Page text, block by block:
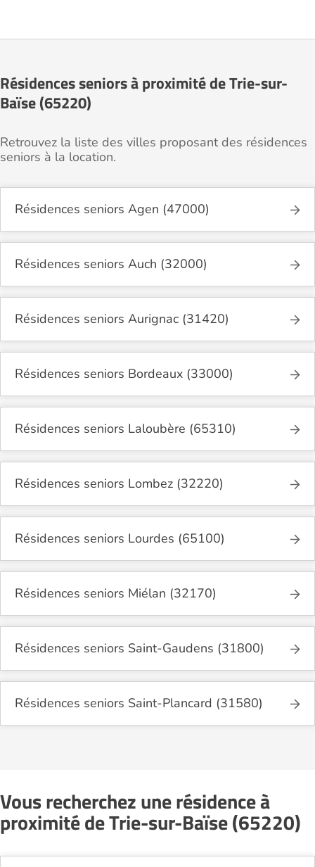
Résidences seniors à proximité de Trie-sur-
Baïse (65220)
Retrouvez la liste des villes proposant des résidences
seniors à la location.
Résidences seniors Agen (47000)
Résidences seniors Auch (32000)
Résidences seniors Aurignac (31420)
Résidences seniors Bordeaux (33000)
Résidences seniors Laloubère (65310)
Résidences seniors Lombez (32220)
Résidences seniors Lourdes (65100)
Résidences seniors Miélan (32170)
Résidences seniors Saint-Gaudens (31800)
Résidences seniors Saint-Plancard (31580)
Vous recherchez une résidence à
proximité de Trie-sur-Baïse (65220)